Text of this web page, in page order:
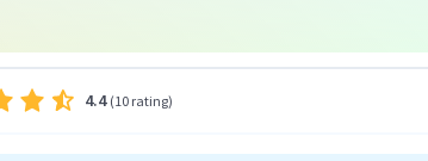
4.4 (10 rating)